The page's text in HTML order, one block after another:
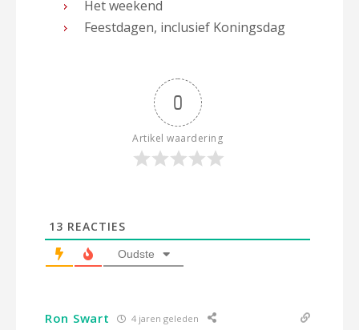
Het weekend
Feestdagen, inclusief Koningsdag
0
Artikel waardering
13 REACTIES
Oudste
Ron Swart 4 jaren geleden